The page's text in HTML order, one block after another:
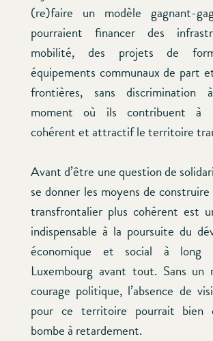
(re)faire un modèle gagnant-
pourraient financer des
mobilité, des projets de
équipements communaux de part
frontières, sans
moment où ils contribuent à
cohérent et attractif le territoire
Avant d’être une question de
se donner les moyens de
transfrontalier plus cohérent est
indispensable à la poursuite du
économique et social à long
Luxembourg avant tout. Sans un
courage politique, l’absence de
pour ce territoire pourrait bien
bombe à retardement.